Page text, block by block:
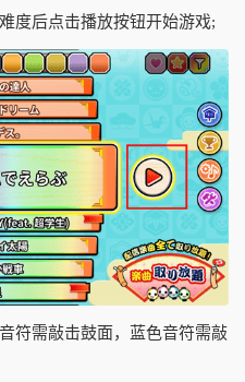
度后点击播放按钮开始游戏;
符需敲击鼓面，蓝色音符需敲